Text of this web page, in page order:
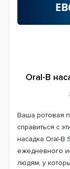
Oral-B
Ваша ротовая
справиться с
насадка Oral-B
ежедневного
людям, у